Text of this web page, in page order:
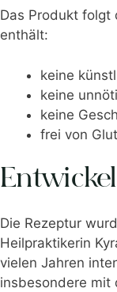
Das Produkt folgt
enthält:
keine
keine
keine
frei von
Die Rezeptur
Heilpraktikerin
vielen Jahren
insbesondere mit